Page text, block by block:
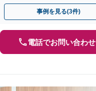
主の方初回面談無料】
事例を見る(3件)
電話でお問い合わせ